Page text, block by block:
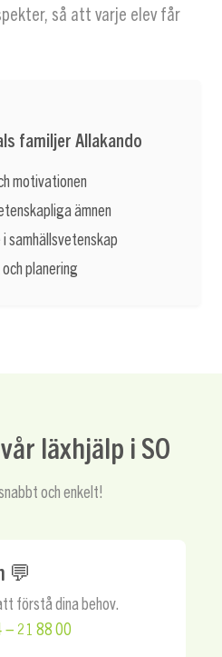
så att varje elev får
familjer Allakando
motivationen
ämnen
samhällsvetenskap
planering
läxhjälp i SO
och enkelt!
💬
förstå dina behov.
– 21 88 00